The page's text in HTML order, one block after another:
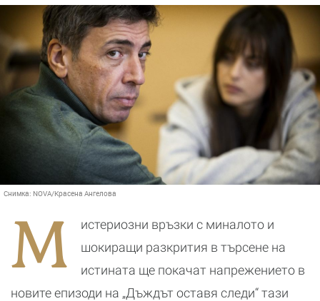
Снимка: NOVA/Красена Ангелова
М
истериозни връзки с миналото и
шокиращи разкрития в търсене на
истината ще покачат напрежението в
новите епизоди на „Дъждът оставя следи“ тази